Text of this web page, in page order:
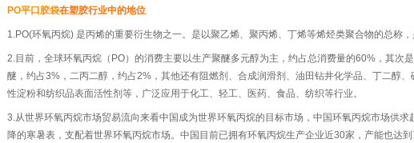
PO平口胶袋在塑胶行业中的地位
1.PO(环氧丙烷) 是丙烯的重要衍生物之一。是以聚乙烯、聚丙烯、丁烯等烯烃类聚合物的总称，
2.目前，全球环氧丙烷（PO）的消费主要以生产聚醚多元醇为主，约占总消费量的60%，其次
醚，约占3%，二丙二醇，约占2%，其他还有阻燃剂、合成润滑剂、油田钻井化学品、丁二醇
性淀粉和纺织品表面活性剂等，广泛应用于化工、轻工、医药、食品、纺织等行业。
3.从世界环氧丙烷市场贸易流向来看中国成为世界环氧丙烷的目标市场，中国环氧丙烷市场供
降的寒暑表，支配着世界环氧丙烷市场。中国目前已拥有环氧丙烷生产企业近30家，产能也达